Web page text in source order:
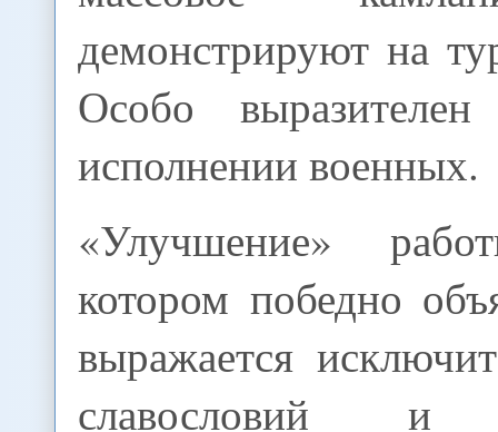
демонстрируют на
Особо
исполнении военных.
«Улучшение»
котором победно
выражается
славословий и